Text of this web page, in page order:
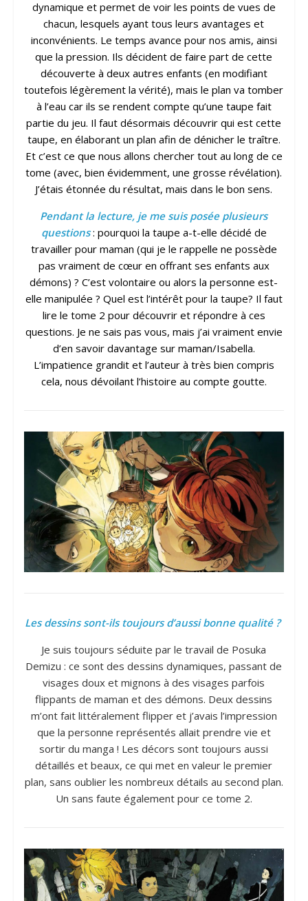
dynamique et permet de voir les points de vues de
chacun, lesquels ayant tous leurs avantages et
inconvénients. Le temps avance pour nos amis, ainsi
que la pression. Ils décident de faire part de cette
découverte à deux autres enfants (en modifiant
toutefois légèrement la vérité), mais le plan va tomber
à l’eau car ils se rendent compte qu’une taupe fait
partie du jeu. Il faut désormais découvrir qui est cette
taupe, en élaborant un plan afin de dénicher le traître.
Et c’est ce que nous allons chercher tout au long de ce
tome (avec, bien évidemment, une grosse révélation).
J’étais étonnée du résultat, mais dans le bon sens.
Pendant la lecture, je me suis posée plusieurs
questions: pourquoi la taupe a-t-elle décidé de
travailler pour maman (qui je le rappelle ne possède
pas vraiment de cœur en offrant ses enfants aux
démons) ? C’est volontaire ou alors la personne est-
elle manipulée ? Quel est l’intérêt pour la taupe? Il faut
lire le tome 2 pour découvrir et répondre à ces
questions. Je ne sais pas vous, mais j’ai vraiment envie
d’en savoir davantage sur maman/Isabella.
L’impatience grandit et l’auteur à très bien compris
cela, nous dévoilant l’histoire au compte goutte.
Les dessins sont-ils toujours d’aussi bonne qualité ?
Je suis toujours séduite par le travail de Posuka
Demizu : ce sont des dessins dynamiques, passant de
visages doux et mignons à des visages parfois
flippants de maman et des démons. Deux dessins
m’ont fait littéralement flipper et j’avais l’impression
que la personne représentés allait prendre vie et
sortir du manga ! Les décors sont toujours aussi
détaillés et beaux, ce qui met en valeur le premier
plan, sans oublier les nombreux détails au second plan.
Un sans faute également pour ce tome 2.